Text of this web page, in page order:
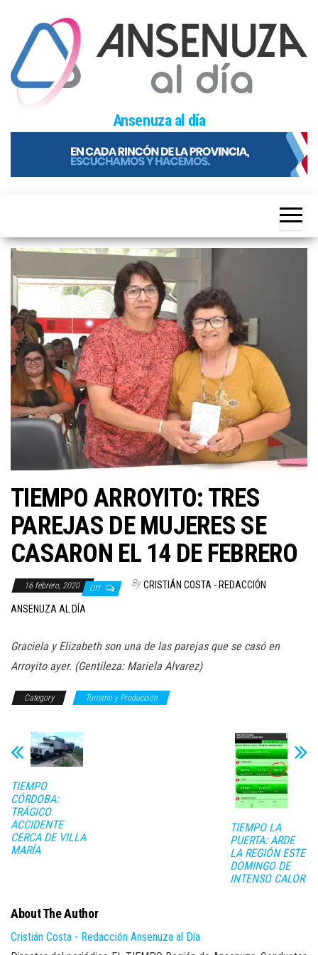
content
Ansenuza al día
TIEMPO ARROYITO: TRES
PAREJAS DE MUJERES SE
CASARON EL 14 DE FEBRERO
16 febrero, 2020 Off By CRISTIÁN COSTA - REDACCIÓN
ANSENUZA AL DÍA
Graciela y Elizabeth son una de las parejas que se casó en
Arroyito ayer. (Gentileza: Mariela Alvarez)
Category Turismo y Producción
TIEMPO
CÓRDOBA:
TRÁGICO
ACCIDENTE
CERCA DE VILLA
MARÍA
TIEMPO LA
PUERTA: ARDE
LA REGIÓN ESTE
DOMINGO DE
INTENSO CALOR
About The Author
Cristián Costa - Redacción Ansenuza al Día